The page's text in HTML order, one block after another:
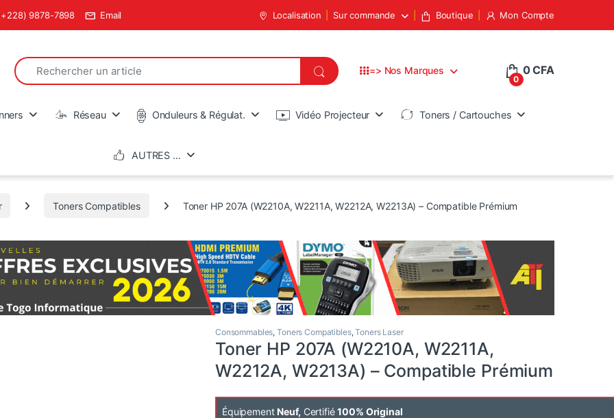
9878-7898 Email Localisation Sur commande Boutique Mon Compte
Search for:
=> Nos Marques
0
0CFA
Réseau Onduleurs & Régulat. Vidéo Projecteur Toners / Cartouches
AUTRES …
Toners Compatibles Toner HP 207A (W2210A, W2211A, W2212A, W2213A) – Compatible Prémium
Consommables,Toners Compatibles,Toners Laser
Toner HP 207A (W2210A, W2211A,
W2212A, W2213A) – Compatible Prémium
Équipement Neuf, Certifié100% Original